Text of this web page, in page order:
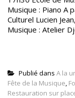
Musique : Piano A
Culturel Lucien
Musique : Atelier
Publié dans A la
Fête de la Musique,
Restauration sur